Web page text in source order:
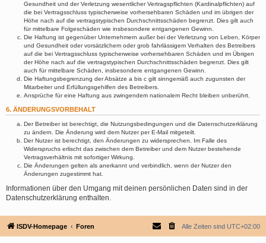
Gesundheit und der Verletzung wesentlicher Vertragspflichten (Kardinalpflichten) auf
die bei Vertragsschluss typischerweise vorhersehbaren Schäden und im übrigen der
Höhe nach auf die vertragstypischen Durchschnittsschäden begrenzt. Dies gilt auch
für mittelbare Folgeschäden wie insbesondere entgangenen Gewinn.
Die Haftung ist gegenüber Unternehmern außer bei der Verletzung von Leben, Körper
und Gesundheit oder vorsätzlichem oder grob fahrlässigem Verhalten des Betreibers
auf die bei Vertragsschluss typischerweise vorhersehbaren Schäden und im Übrigen
der Höhe nach auf die vertragstypischen Durchschnittsschäden begrenzt. Dies gilt
auch für mittelbare Schäden, insbesondere entgangenen Gewinn.
Die Haftungsbegrenzung der Absätze a bis c gilt sinngemäß auch zugunsten der
Mitarbeiter und Erfüllungsgehilfen des Betreibers.
Ansprüche für eine Haftung aus zwingendem nationalem Recht bleiben unberührt.
6. ÄNDERUNGSVORBEHALT
Der Betreiber ist berechtigt, die Nutzungsbedingungen und die Datenschutzerklärung
zu ändern. Die Änderung wird dem Nutzer per E-Mail mitgeteilt.
Der Nutzer ist berechtigt, den Änderungen zu widersprechen. Im Falle des
Widerspruchs erlischt das zwischen dem Betreiber und dem Nutzer bestehende
Vertragsverhältnis mit sofortiger Wirkung.
Die Änderungen gelten als anerkannt und verbindlich, wenn der Nutzer den
Änderungen zugestimmt hat.
Informationen über den Umgang mit deinen persönlichen Daten sind in der
Datenschutzerklärung enthalten.
ISDV-Homepage Foren Alle Zeiten sind UTC+02:00